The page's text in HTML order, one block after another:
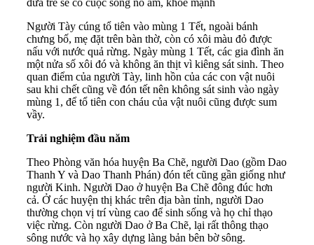
đứa trẻ sẽ có cuộc sống no ấm, khỏe mạnh
Người Tày cúng tổ tiên vào mùng 1 Tết, ngoài bánh
chưng bố, mẹ đặt trên bàn thờ, còn có xôi màu đỏ được
nấu với nước quả rừng. Ngày mùng 1 Tết, các gia đình ăn
một nửa số xôi đó và không ăn thịt vì kiêng sát sinh. Theo
quan điểm của người Tày, linh hồn của các con vật nuôi
sau khi chết cũng về đón tết nên không sát sinh vào ngày
mùng 1, để tổ tiên con cháu của vật nuôi cũng được sum
vầy.
Trải nghiệm đầu năm
Theo Phòng văn hóa huyện Ba Chẽ, người Dao (gồm Dao
Thanh Y và Dao Thanh Phán) đón tết cũng gần giống như
người Kinh. Người Dao ở huyện Ba Chẽ đông đúc hơn
cả. Ở các huyện thị khác trên địa bàn tỉnh, người Dao
thường chọn vị trí vùng cao để sinh sống và họ chỉ thạo
việc rừng. Còn người Dao ở Ba Chẽ, lại rất thông thạo
sông nước và họ xây dựng làng bản bên bờ sông.